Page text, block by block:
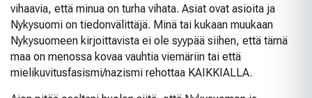
vihaavia, että minua on turha vihata. Asiat ovat asioita ja
Nykysuomi on tiedonvälittäjä. Minä tai kukaan muukaan
Nykysuomeen kirjoittavista ei ole syypää siihen, että tämä
maa on menossa kovaa vauhtia viemäriin tai että
mielikuvitusfasismi/nazismi rehottaa KAIKKIALLA.